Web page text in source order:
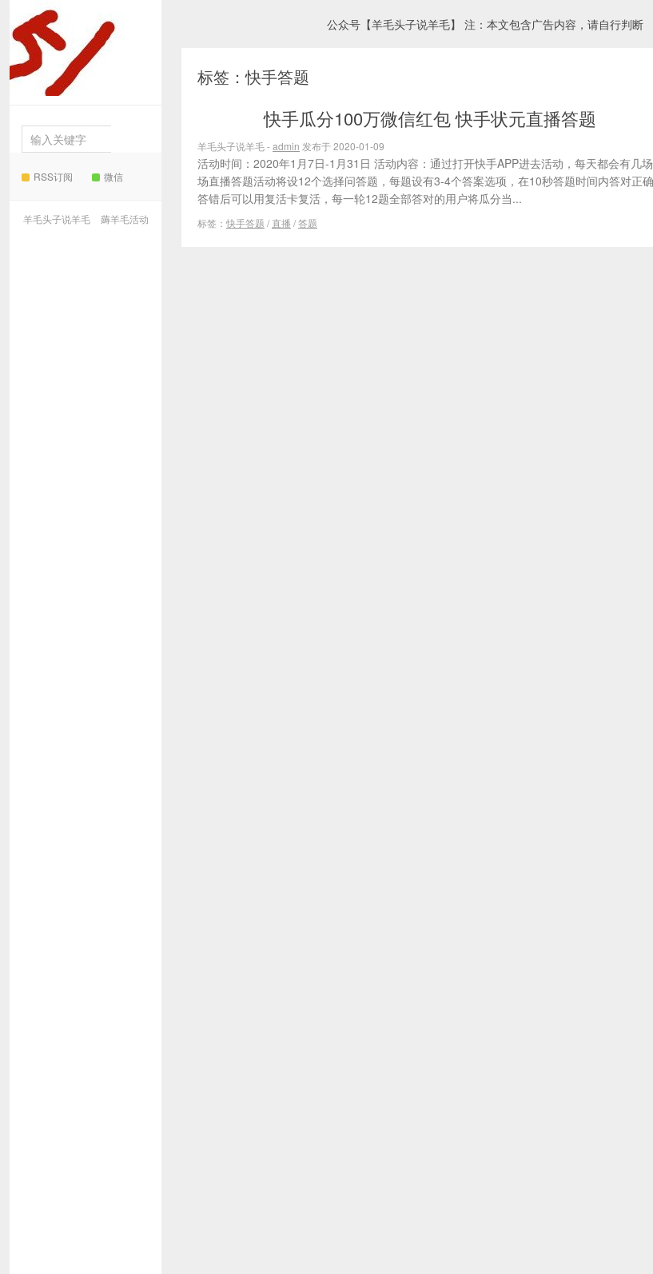
RSS订阅 微信
羊毛头子说羊毛 薅羊毛活动
公众号【羊毛头子说羊毛】 注：本文包含广告内容，请自行判断
标签：快手答题
快手瓜分100万微信红包 快手状元直播答题
羊毛头子说羊毛 -admin 发布于 2020-01-09
活动时间：2020年1月7日-1月31日 活动内容：通过打开快手APP进去活动，每天都会有几
场直播答题活动将设12个选择问答题，每题设有3-4个答案选项，在10秒答题时间内答对正
答错后可以用复活卡复活，每一轮12题全部答对的用户将瓜分当...
标签： 快手答题 /直播 /答题